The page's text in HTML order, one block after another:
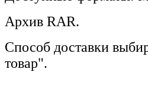
Архив RAR.
Способ доставки
товар".